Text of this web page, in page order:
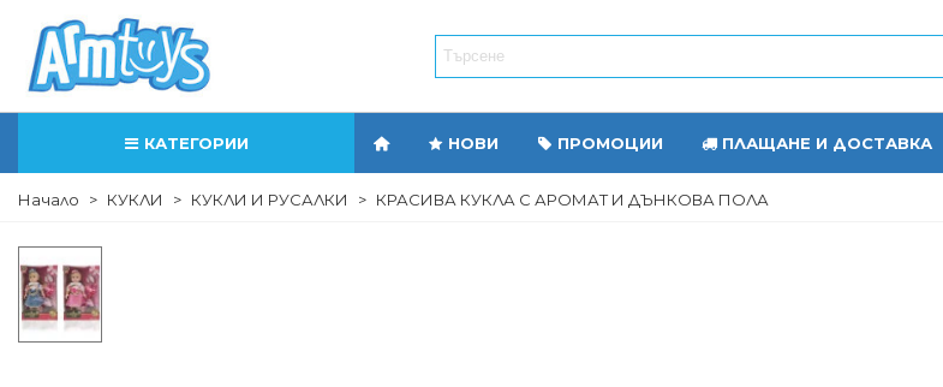
КАТЕГОРИИ НОВИ ПРОМОЦИИ ПЛАЩАНЕ И ДОСТАВКА
Начало > КУКЛИ > КУКЛИ И РУСАЛКИ > КРАСИВА КУКЛА С АРОМАТ И ДЪНКОВА ПОЛА